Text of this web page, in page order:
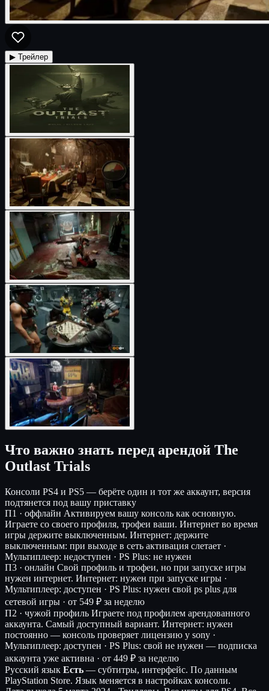
▶ Трейлер
Что важно знать перед арендой The
Outlast Trials
Консоли PS4 и PS5 — берёте один и тот же аккаунт, версия
подтянется под вашу приставку
П1 · оффлайн Активируем вашу консоль как основную.
Играете со своего профиля, трофеи ваши. Интернет во время
игры держите выключенным. Интернет: держите
выключенным: при выходе в сеть активация слетает ·
Мультиплеер: недоступен · PS Plus: не нужен
П3 · онлайн Свой профиль и трофеи, но при запуске игры
нужен интернет. Интернет: нужен при запуске игры ·
Мультиплеер: доступен · PS Plus: нужен свой ps plus для
сетевой игры · от 549 ₽ за неделю
П2 · чужой профиль Играете под профилем арендованного
аккаунта. Самый доступный вариант. Интернет: нужен
постоянно — консоль проверяет лицензию у sony ·
Мультиплеер: доступен · PS Plus: свой не нужен — подписка
аккаунта уже активна · от 449 ₽ за неделю
Русский язык Есть — субтитры, интерфейс. По данным
PlayStation Store. Язык меняется в настройках консоли.